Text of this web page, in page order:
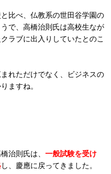
比べ、仏教系の世田谷学園の
で、高橋治則氏は高校生なが
ラブに出入りしていたとのこ
れただけでなく、ビジネスの
ますね。
治則氏は、 一般試験を受け
し、慶應に戻ってきました。